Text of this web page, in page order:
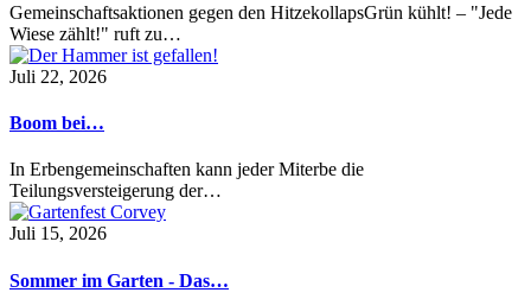
Gemeinschaftsaktionen gegen den HitzekollapsGrün kühlt! – "Jede
Wiese zählt!" ruft zu…
Juli 22, 2026
Boom bei…
In Erbengemeinschaften kann jeder Miterbe die
Teilungsversteigerung der…
Juli 15, 2026
Sommer im Garten - Das…